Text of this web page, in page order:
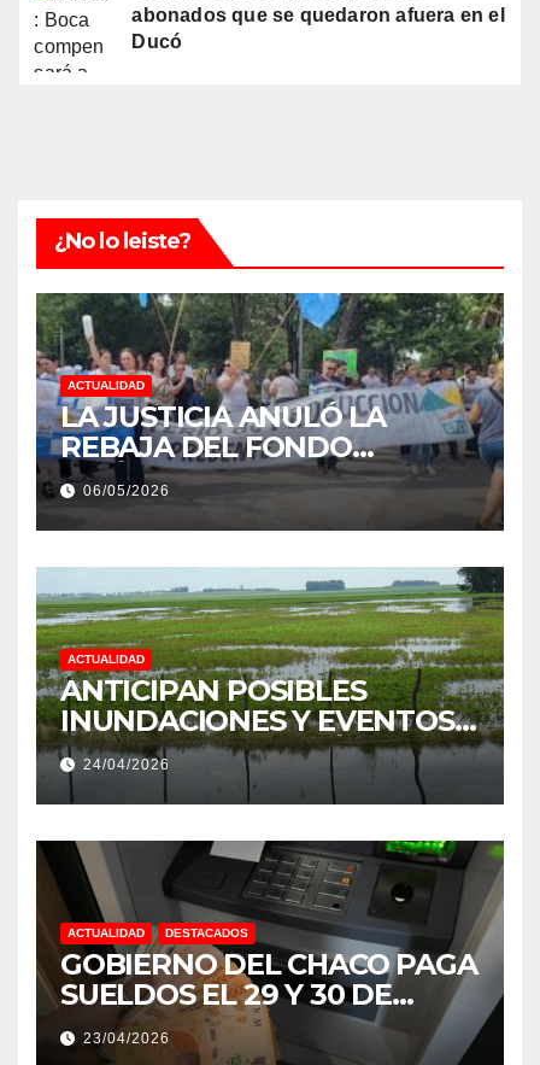
abonados que se quedaron afuera en el
Ducó
¿No lo leiste?
ACTUALIDAD
LA JUSTICIA ANULÓ LA
REBAJA DEL FONDO
ESTÍMULO A EMPLEADOS DE
PRODUCCIÓN DE LA
PROVINCIA DEL CHACO
06/05/2026
ACTUALIDAD
ANTICIPAN POSIBLES
INUNDACIONES Y EVENTOS
EXTREMOS: “PODRÍA SER UN
NIÑO MUY IMPORTANTE”
24/04/2026
ACTUALIDAD DESTACADOS
GOBIERNO DEL CHACO PAGA
SUELDOS EL 29 Y 30 DE
ABRIL, CON EL 2% DE
AUMENTO
23/04/2026